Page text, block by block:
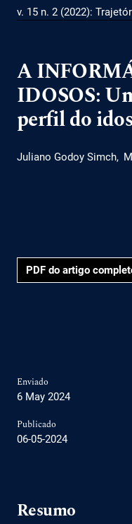
v. 15 n. 2 (2022):
A
IDOSOS:
perfil do
Juliano Godoy Simch
PDF do artigo
Enviado
6 May 2024
Publicado
06-05-2024
Resumo